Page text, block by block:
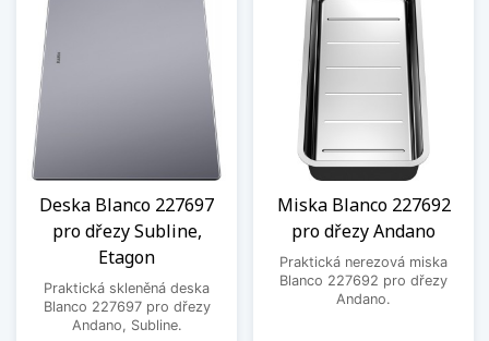
Deska Blanco 227697
pro dřezy Subline,
Etagon
Praktická skleněná deska
Blanco 227697 pro dřezy
Andano, Subline.
Miska Blanco 227692
pro dřezy Andano
Praktická nerezová miska
Blanco 227692 pro dřezy
Andano.